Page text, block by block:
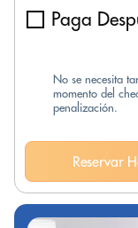
Paga
No se necesita
momento del
penalización.
Reservar